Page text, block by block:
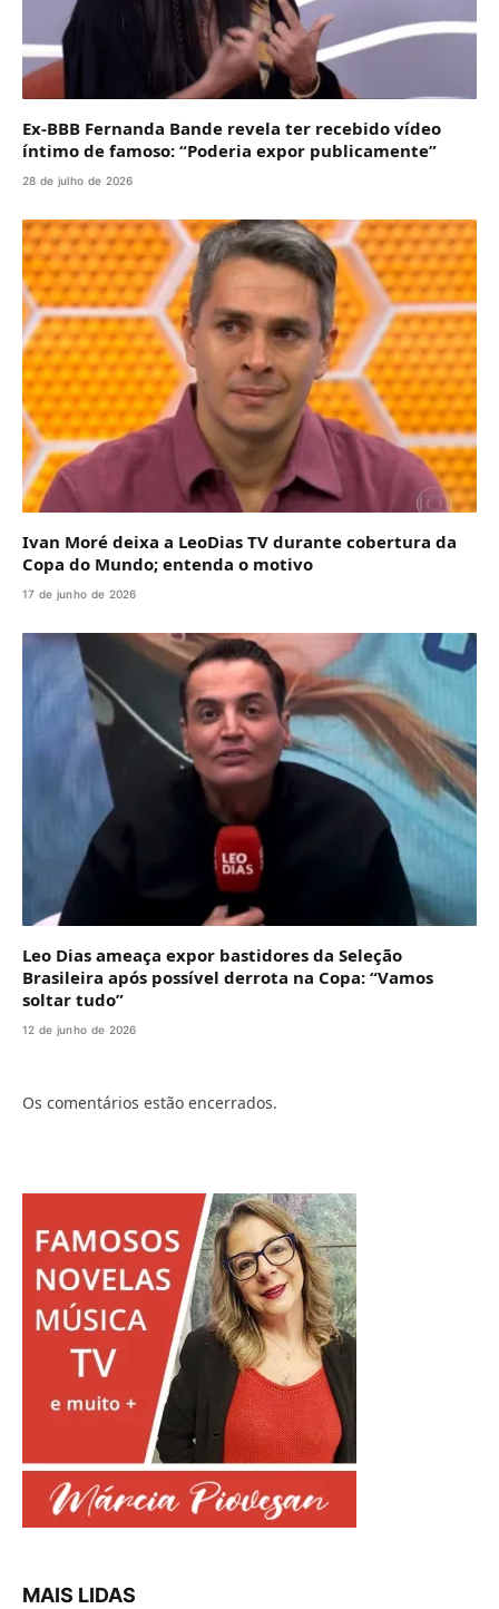
Ex-BBB Fernanda Bande revela ter recebido vídeo
íntimo de famoso: “Poderia expor publicamente”
28 de julho de 2026
Ivan Moré deixa a LeoDias TV durante cobertura da
Copa do Mundo; entenda o motivo
17 de junho de 2026
Leo Dias ameaça expor bastidores da Seleção
Brasileira após possível derrota na Copa: “Vamos
soltar tudo”
12 de junho de 2026
Os comentários estão encerrados.
MAIS LIDAS